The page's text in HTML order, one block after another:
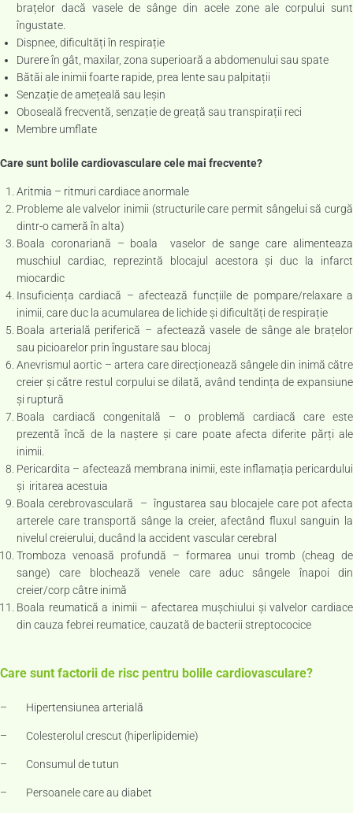
brațelor dacă vasele de sânge din acele zone ale corpului sunt
îngustate.
Dispnee, dificultăți în respirație
Durere în gât, maxilar, zona superioară a abdomenului sau spate
Bătăi ale inimii foarte rapide, prea lente sau palpitații
Senzație de amețeală sau leșin
Oboseală frecventă, senzație de greață sau transpirații reci
Membre umflate
Care sunt bolile cardiovasculare cele mai frecvente?
Aritmia – ritmuri cardiace anormale
Probleme ale valvelor inimii (structurile care permit sângelui să curgă
dintr-o cameră în alta)
Boala coronariană – boala vaselor de sange care alimenteaza
muschiul cardiac, reprezintă blocajul acestora și duc la infarct
miocardic
Insuficiența cardiacă – afectează funcțiile de pompare/relaxare a
inimii, care duc la acumularea de lichide și dificultăți de respirație
Boala arterială periferică – afectează vasele de sânge ale brațelor
sau picioarelor prin îngustare sau blocaj
Anevrismul aortic – artera care direcționează sângele din inimă către
creier și către restul corpului se dilată, având tendința de expansiune
și ruptură
Boala cardiacă congenitală – o problemă cardiacă care este
prezentă încă de la naștere și care poate afecta diferite părți ale
inimii.
Pericardita – afectează membrana inimii, este inflamația pericardului
și iritarea acestuia
Boala cerebrovasculară – îngustarea sau blocajele care pot afecta
arterele care transportă sânge la creier, afectând fluxul sanguin la
nivelul creierului, ducând la accident vascular cerebral
Tromboza venoasă profundă – formarea unui tromb (cheag de
sange) care blochează venele care aduc sângele înapoi din
creier/corp câtre inimă
Boala reumatică a inimii – afectarea mușchiului și valvelor cardiace
din cauza febrei reumatice, cauzată de bacterii streptococice
Care sunt factorii de risc pentru bolile cardiovasculare?
– Hipertensiunea arterială
– Colesterolul crescut (hiperlipidemie)
– Consumul de tutun
– Persoanele care au diabet